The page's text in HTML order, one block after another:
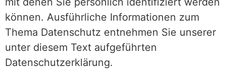
können. Ausführliche Informationen zum
Thema Datenschutz entnehmen Sie unserer
unter diesem Text aufgeführten
Datenschutzerklärung.